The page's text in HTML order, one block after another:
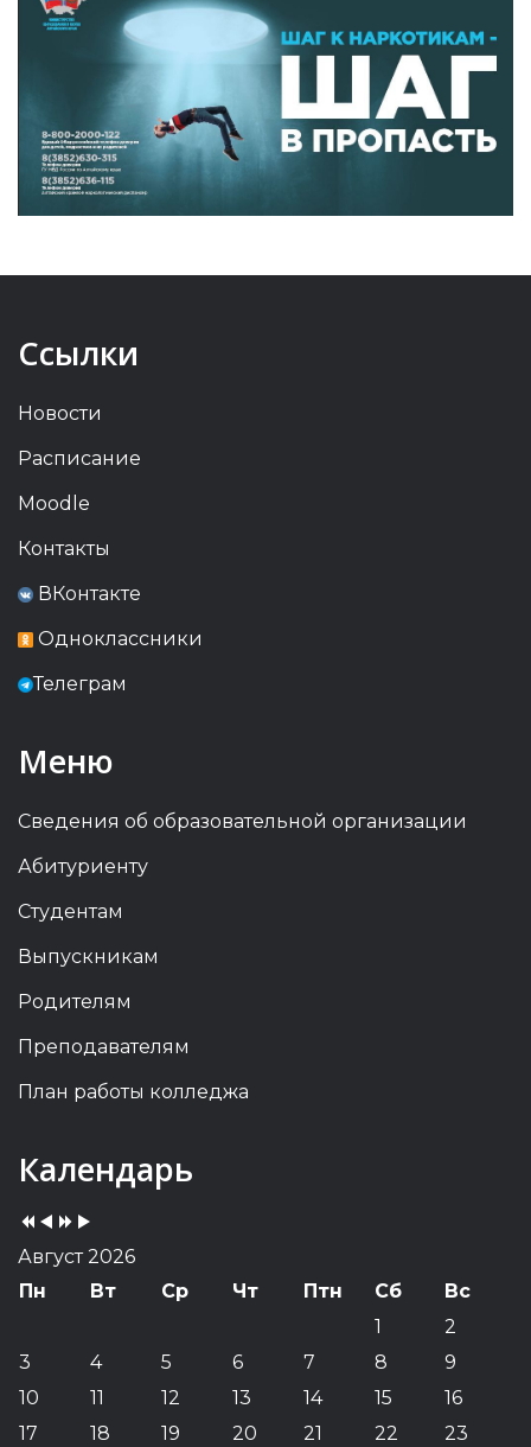
Ссылки
Новости
Расписание
Moodle
Контакты
ВКонтакте
Одноклассники
Телеграм
Меню
Сведения об образовательной организации
Абитуриенту
Студентам
Выпускникам
Родителям
Преподавателям
План работы колледжа
Календарь
Previous
Year
Previous
Month
YearMonth
Август 2026
Пн
Вт Ср Чт Птн Сб
Вс
1
2
3
4 5 6 7 8
9
10
11 12 13 14 15
16
17
18 19 20 21 22 23